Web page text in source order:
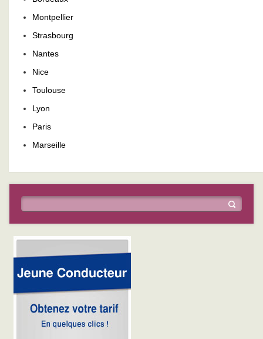
Montpellier
Strasbourg
Nantes
Nice
Toulouse
Lyon
Paris
Marseille